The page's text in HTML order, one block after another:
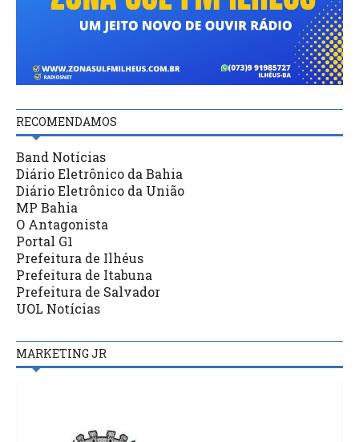
RECOMENDAMOS
Band Notícias
Diário Eletrônico da Bahia
Diário Eletrônico da União
MP Bahia
O Antagonista
Portal G1
Prefeitura de Ilhéus
Prefeitura de Itabuna
Prefeitura de Salvador
UOL Notícias
MARKETING JR